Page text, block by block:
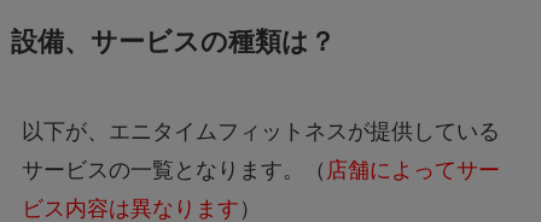
設備、サービスの種類は？
以下が、エニタイムフィットネスが提供している
サービスの一覧となります。（ 店舗によってサー
ビス内容は異なります ）